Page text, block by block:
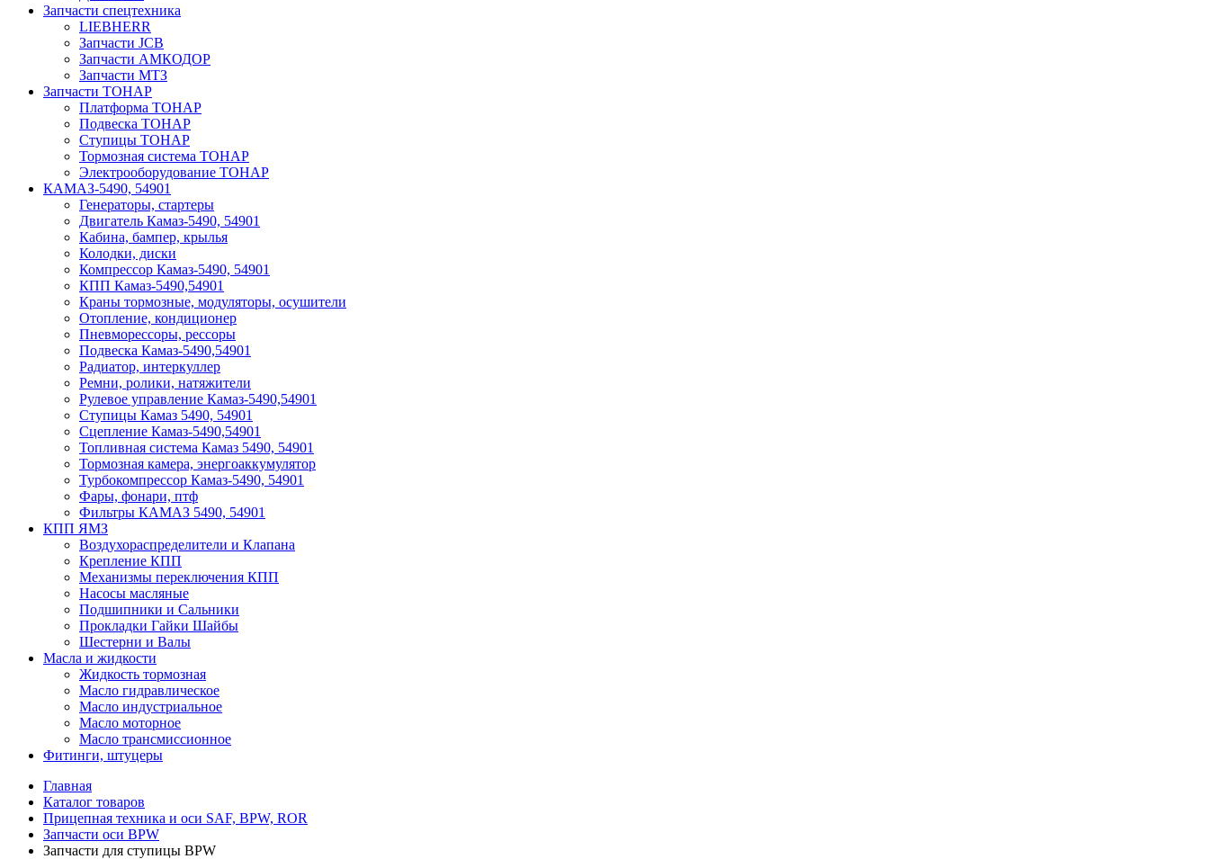
Запчасти спецтехника
LIEBHERR
Запчасти JCB
Запчасти АМКОДОР
Запчасти МТЗ
Запчасти ТОНАР
Платформа ТОНАР
Подвеска ТОНАР
Ступицы ТОНАР
Тормозная система ТОНАР
Электрооборудование ТОНАР
КАМАЗ-5490, 54901
Генераторы, стартеры
Двигатель Камаз-5490, 54901
Кабина, бампер, крылья
Колодки, диски
Компрессор Камаз-5490, 54901
КПП Камаз-5490,54901
Краны тормозные, модуляторы, осушители
Отопление, кондиционер
Пневморессоры, рессоры
Подвеска Камаз-5490,54901
Радиатор, интеркуллер
Ремни, ролики, натяжители
Рулевое управление Камаз-5490,54901
Ступицы Камаз 5490, 54901
Сцепление Камаз-5490,54901
Топливная система Камаз 5490, 54901
Тормозная камера, энергоаккумулятор
Турбокомпрессор Камаз-5490, 54901
Фары, фонари, птф
Фильтры КАМАЗ 5490, 54901
КПП ЯМЗ
Воздухораспределители и Клапана
Крепление КПП
Механизмы переключения КПП
Насосы масляные
Подшипники и Сальники
Прокладки Гайки Шайбы
Шестерни и Валы
Масла и жидкости
Жидкость тормозная
Масло гидравлическое
Масло индустриальное
Масло моторное
Масло трансмиссионное
Фитинги, штуцеры
Главная
Каталог товаров
Прицепная техника и оси SAF, BPW, ROR
Запчасти оси BPW
Запчасти для ступицы BPW